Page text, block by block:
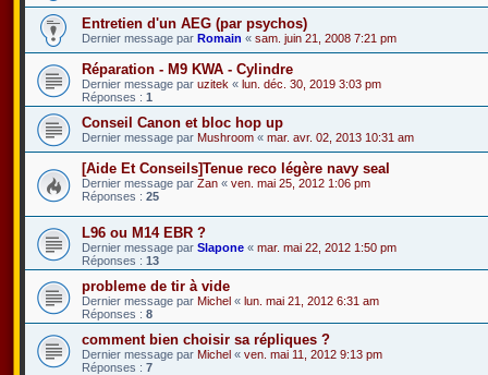
Entretien d'un AEG (par psychos)
Dernier message par Romain « sam. juin 21, 2008 7:21 pm
Réparation - M9 KWA - Cylindre
Dernier message par uzitek « lun. déc. 30, 2019 3:03 pm
Réponses : 1
Conseil Canon et bloc hop up
Dernier message par Mushroom « mar. avr. 02, 2013 10:31 am
[Aide Et Conseils]Tenue reco légère navy seal
Dernier message par Zan « ven. mai 25, 2012 1:06 pm
Réponses : 25
L96 ou M14 EBR ?
Dernier message par Slapone « mar. mai 22, 2012 1:50 pm
Réponses : 13
probleme de tir à vide
Dernier message par Michel « lun. mai 21, 2012 6:31 am
Réponses : 8
comment bien choisir sa répliques ?
Dernier message par Michel « ven. mai 11, 2012 9:13 pm
Réponses : 7